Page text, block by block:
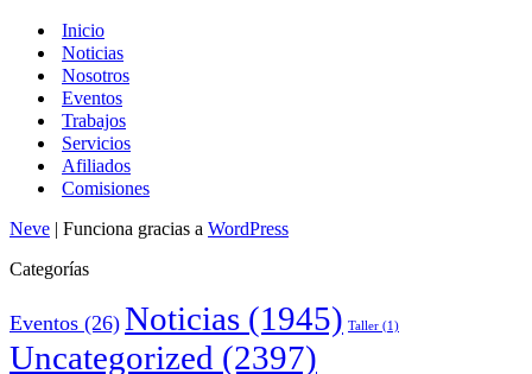
Inicio
Noticias
Nosotros
Eventos
Trabajos
Servicios
Afiliados
Comisiones
Neve | Funciona gracias a WordPress
Categorías
Eventos (26) Noticias (1945) Taller (1)
Uncategorized (2397)